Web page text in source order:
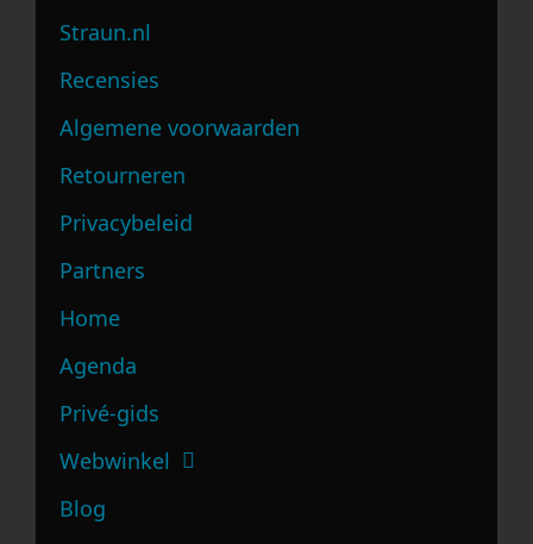
Straun.nl
Recensies
Algemene voorwaarden
Retourneren
Privacybeleid
Partners
Home
Agenda
Privé-gids
Webwinkel
Blog